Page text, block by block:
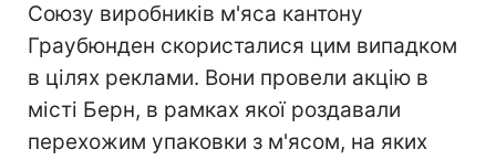
Союзу виробників м'яса кантону
Граубюнден скористалися цим випадком
в цілях реклами. Вони провели акцію в
місті Берн, в рамках якої роздавали
перехожим упаковки з м'ясом, на яких